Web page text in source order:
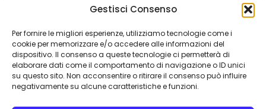
Gestisci Consenso
Per fornire le migliori esperienze, utilizziamo tecnologie come i
cookie per memorizzare e/o accedere alle informazioni del
dispositivo. Il consenso a queste tecnologie ci permetterà di
elaborare dati come il comportamento di navigazione o ID unici
su questo sito. Non acconsentire o ritirare il consenso può influire
negativamente su alcune caratteristiche e funzioni.
azzurrissimo.it
Il blog di riferimento per i tifosi del Napoli. News, interviste,
pagelle e calciomercato. Testata giornalistica registrata
al Tribunale di Napoli (n. 48 dell’08/10/2012). Direttore Luca
Perillo